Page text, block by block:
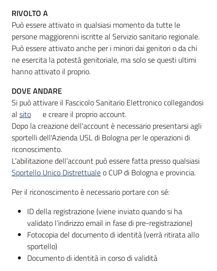
Newsletter
RIVOLTO A
Può essere attivato in qualsiasi momento da tutte le
persone maggiorenni iscritte al Servizio sanitario regionale.
Può essere attivato anche per i minori dai genitori o da chi
ne esercita la potestà genitoriale, ma solo se questi ultimi
hanno attivato il proprio.
DOVE ANDARE
Si può attivare il Fascicolo Sanitario Elettronico collegandosi
al sito
e creare il proprio account.
Dopo la creazione dell'account è necessario presentarsi agli
sportelli dell'Azienda USL di Bologna per le operazioni di
riconoscimento.
L’abilitazione dell’account può essere fatta presso qualsiasi
Sportello Unico Distrettualeo CUP di Bologna e provincia.
Per il riconoscimento è necessario portare con sé:
ID della registrazione (viene inviato quando si ha
validato l’indirizzo email in fase di pre-registrazione)
Fotocopia del documento di identità (verrà ritirata allo
sportello)
Documento di identità in corso di validità